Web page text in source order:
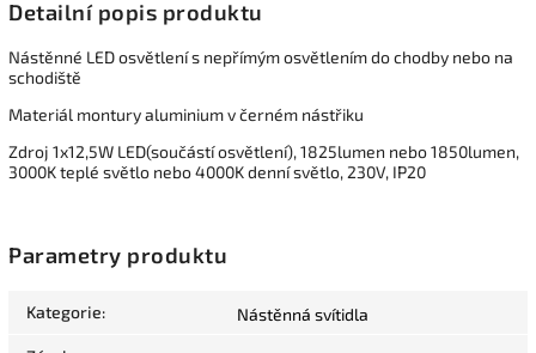
Detailní popis produktu
Nástěnné LED osvětlení s nepřímým osvětlením do chodby nebo na
schodiště
Materiál montury aluminium v černém nástřiku
Zdroj 1x12,5W LED(součástí osvětlení), 1825lumen nebo 1850lumen,
3000K teplé světlo nebo 4000K denní světlo, 230V, IP20
Parametry produktu
Kategorie: Nástěnná svítidla